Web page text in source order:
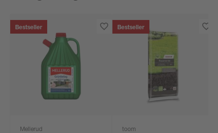
Bestseller
Mellerud
Bestseller
toom